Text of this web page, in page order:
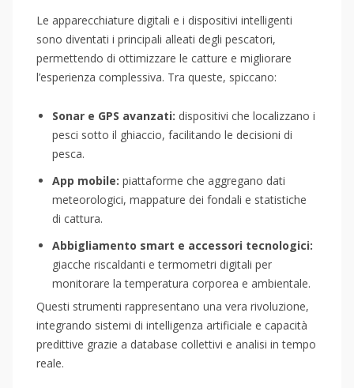
Le apparecchiature digitali e i dispositivi intelligenti
sono diventati i principali alleati degli pescatori,
permettendo di ottimizzare le catture e migliorare
l’esperienza complessiva. Tra queste, spiccano:
Sonar e GPS avanzati: dispositivi che localizzano i
pesci sotto il ghiaccio, facilitando le decisioni di
pesca.
App mobile: piattaforme che aggregano dati
meteorologici, mappature dei fondali e statistiche
di cattura.
Abbigliamento smart e accessori tecnologici:
giacche riscaldanti e termometri digitali per
monitorare la temperatura corporea e ambientale.
Questi strumenti rappresentano una vera rivoluzione,
integrando sistemi di intelligenza artificiale e capacità
predittive grazie a database collettivi e analisi in tempo
reale.